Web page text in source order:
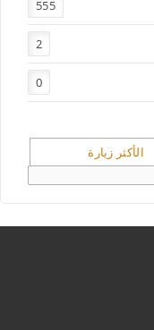
555
2
0
الأكثر زيارة